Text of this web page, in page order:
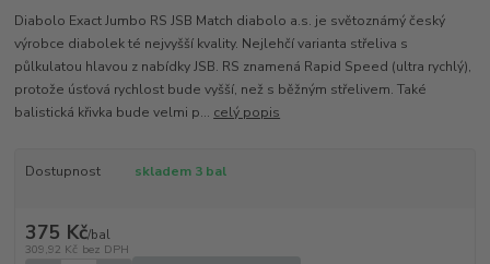
Diabolo Exact Jumbo RS JSB Match diabolo a.s. je světoznámý český
výrobce diabolek té nejvyšší kvality. Nejlehčí varianta střeliva s
půlkulatou hlavou z nabídky JSB. RS znamená Rapid Speed (ultra rychlý),
protože úsťová rychlost bude vyšší, než s běžným střelivem. Také
balistická křivka bude velmi p... celý popis
Dostupnost skladem 3 bal
375 Kč/bal
309,92 Kč bez DPH